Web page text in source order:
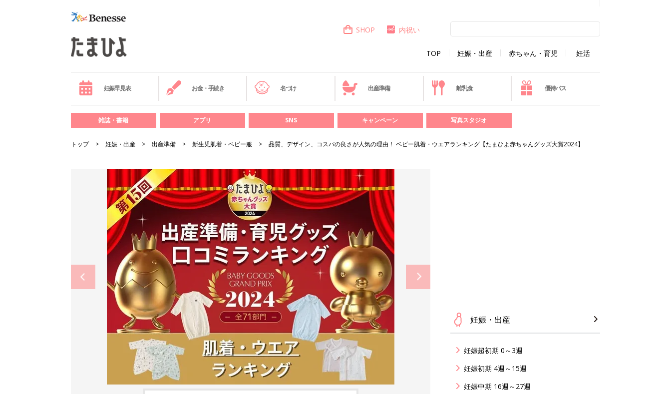
TOP 妊娠・出産 赤ちゃん・育児 妊活
SHOP 内祝い
妊娠早見表 お金・手続き 名づけ 出産準備 離乳食 優待パス
雑誌・書籍 アプリ SNS キャンペーン 写真スタジオ
トップ 妊娠・出産 出産準備 新生児肌着・ベビー服 品質、デザイン、コスパの良さが人気の理由！ ベビー肌着・ウエアランキング【たまひよ赤ちゃんグッズ大賞2024】
妊娠・出産
妊娠超初期 0～3週
妊娠初期 4週～15週
妊娠中期 16週～27週